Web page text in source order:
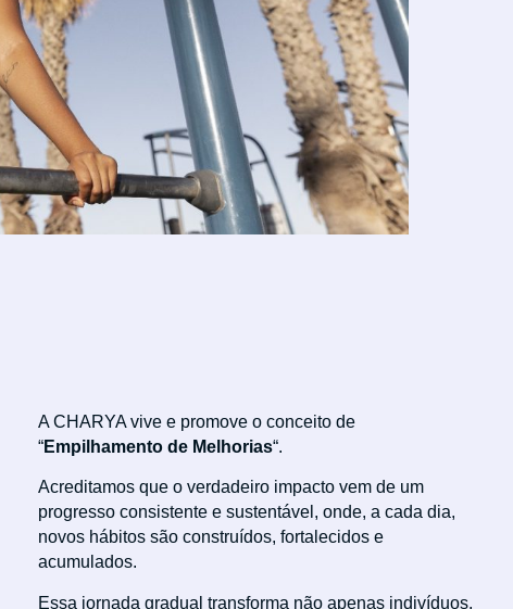
A CHARYA vive e promove o conceito de
“Empilhamento de Melhorias“.
Acreditamos que o verdadeiro impacto vem de um
progresso consistente e sustentável, onde, a cada dia,
novos hábitos são construídos, fortalecidos e
acumulados.
Essa jornada gradual transforma não apenas indivíduos,